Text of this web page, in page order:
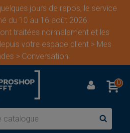
jours de repos, le service
du 10 au 16 août 2026.
traitées normalement et les
votre espace client > Mes
> Conversation
0